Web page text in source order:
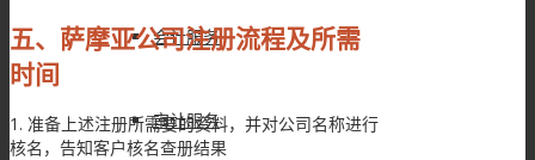
会计服务
审计服务
五、萨摩亚公司注册流程及所需
时间
1. 准备上述注册所需要的资料，并对公司名称进行
核名，告知客户核名查册结果